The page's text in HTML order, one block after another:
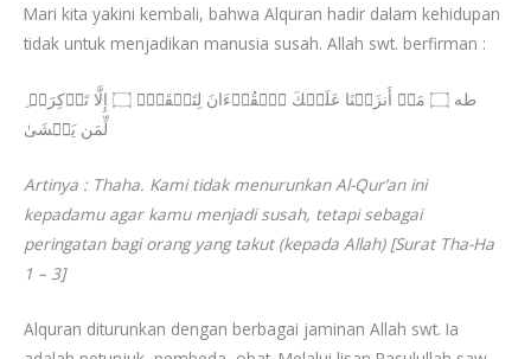
Mari kita yakini kembali, bahwa Alquran hadir dalam kehidupan
tidak untuk menjadikan manusia susah. Allah swt. berfirman :
لِّمَن یَخۡشَىٰ
Artinya : Thaha. Kami tidak menurunkan Al-Qur’an ini
kepadamu agar kamu menjadi susah, tetapi sebagai
peringatan bagi orang yang takut (kepada Allah) [Surat Tha-Ha
1 – 3]
Alquran diturunkan dengan berbagai jaminan Allah swt. Ia